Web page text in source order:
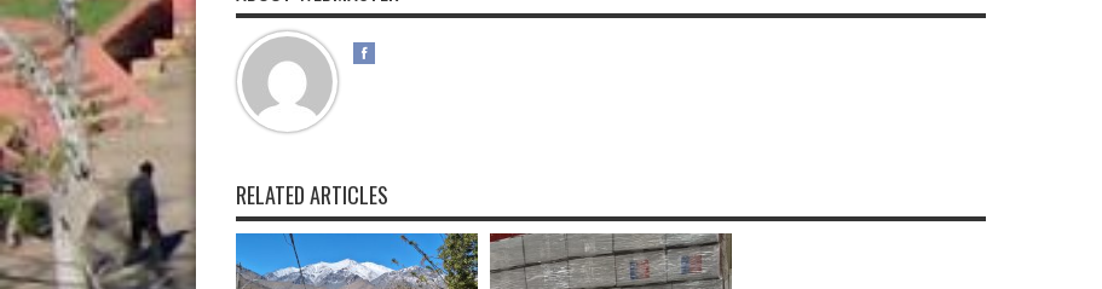
RELATED ARTICLES